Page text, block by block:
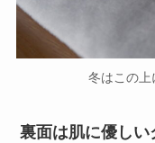
冬はこの上
裏面は肌に優し